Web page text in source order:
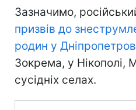
Зазначимо,
призвів до
родин у
Зокрема, у Нікополі,
сусідніх селах.